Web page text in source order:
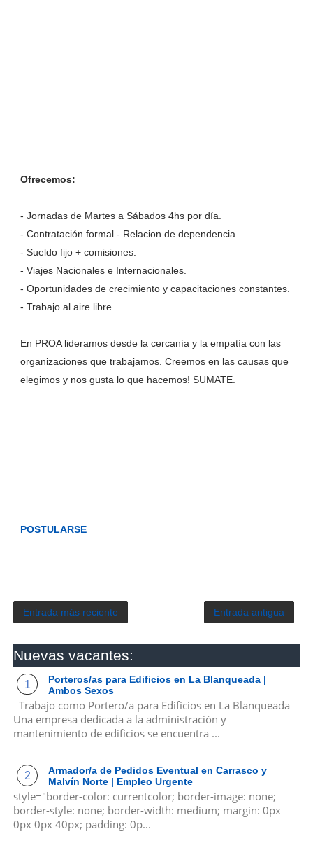
Ofrecemos:
- Jornadas de Martes a Sábados 4hs por día.
- Contratación formal - Relacion de dependencia.
- Sueldo fijo + comisiones.
- Viajes Nacionales e Internacionales.
- Oportunidades de crecimiento y capacitaciones constantes.
- Trabajo al aire libre.
En PROA lideramos desde la cercanía y la empatía con las
organizaciones que trabajamos. Creemos en las causas que
elegimos y nos gusta lo que hacemos! SUMATE.
POSTULARSE
Entrada más reciente Entrada antigua
Nuevas vacantes:
Porteros/as para Edificios en La Blanqueada |
Ambos Sexos
Trabajo como Portero/a para Edificios en La Blanqueada
Una empresa dedicada a la administración y
mantenimiento de edificios se encuentra ...
Armador/a de Pedidos Eventual en Carrasco y
Malvín Norte | Empleo Urgente
style="border-color: currentcolor; border-image: none;
border-style: none; border-width: medium; margin: 0px
0px 0px 40px; padding: 0p...